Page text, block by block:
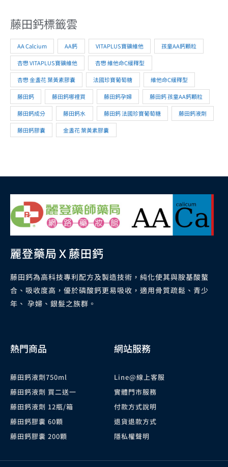
藤田鈣標籤雲
AA Calcium AA鈣 VITAPLUS寶礦維他 孩童AA鈣顆粒
杏懋 VITAPLUS寶礦維他 杏懋 維他命C緩釋型
杏懋 金盞花 葉黃素膠囊 法國珍寶葡萄糖 維他命C緩釋型
藤田鈣 藤田鈣哪裡買 藤田鈣孕婦 藤田鈣 孩童AA鈣顆粒
藤田鈣成分 藤田鈣水 藤田鈣 法國珍寶葡萄糖 藤田鈣液劑
藤田鈣膠囊 金盞花 葉黃素膠囊
麗登藥局Ｘ藤田鈣
藤田鈣為高科技專利配方及製造技術，純化使其與胺基酸螯
合、吸收度高，優於磷酸鈣更易吸收，適用骨質疏鬆、青少
年、 孕婦、銀髮之族群。
熱門商品
藤田鈣液劑750ml
藤田鈣液劑 買二送一
藤田鈣液劑 12瓶/箱
藤田鈣膠囊 60顆
藤田鈣膠囊 200顆
網站服務
Line@線上客服
實體門市服務
付款方式說明
退貨退款方式
隱私權聲明